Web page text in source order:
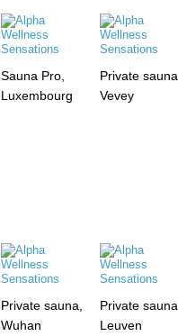
Sauna Pro,
Luxembourg
Private sauna,
Vevey
Private sauna,
Wuhan
Private sauna,
Leuven